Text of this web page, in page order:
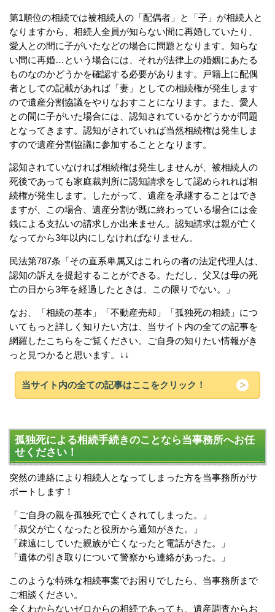
第1順位の相続では被相続人の「配偶者」と「子」が相続人と
なりますから、相続人全員が知らない間に再婚していたり、
愛人との間に子がいたなどの場合に問題となります。知らな
い間に再婚…という場合には、それが法律上の婚姻にあたる
ものなのかどうかを確認する必要があります。戸籍上に配偶
者としての記載があれば「妻」としての相続権が発生します
ので遺産分割協議をやりなおすことになります。また、愛人
との間に子がいた場合には、認知されているかどうかが問題
となってきます。認知がされていれば当然相続権は発生しま
すので遺産分割協議に参加することとなります。
認知されていなければ相続権は発生しませんが、被相続人の
死後であっても家庭裁判所に認知請求をして認められれば相
続権が発生します。したがって、遺産を承継することはでき
ますが、この場合、遺産分割が既に終わっている場合には金
銭による支払いの請求しか出来ません。認知請求は親が亡く
なってから3年以内にしなければなりません。
民法第787条「 その直系卑属又はこれらの者の法定代理人は、
認知の訴えを提起することができる。ただし、父又は母の死
亡の日から3年を経過したときは、この限りでない。」
なお、「相続の基本」「不動産売却」「孤独死の相続」につ
いてもっと詳しく知りたい方は、当サイト内の全ての記事を
網羅したこちらをご覧ください。ご自身の知りたい情報がき
っと見つかると思います。↓↓
当サイト内の全ての記事はここをクリック！
孤独死による相続手続きのことなら当事務所へお任
せください！
突然の連絡により相続人となってしまった方を当事務所がサ
ポートします！
「ご自身の親を孤独死で亡くされてしまった。」
「叔父が亡くなったと役所から通知がきた。」
「疎遠にしていた親族が亡くなったと電話がきた。」
「遺体の引き取りについて警察から連絡があった。」
このような特殊な相続事案でお困りでしたら、当事務所まで
ご相談ください。
全くわからないゼロからの相続であっても、遺産調査からお